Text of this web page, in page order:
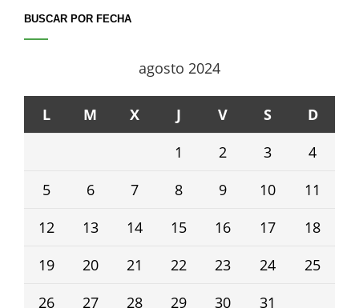
BUSCAR POR FECHA
agosto 2024
L M X J V S
D
1
2 3
4
5
6 7 8 9 10
11
12
13 14 15 16 17
18
19
20 21 22 23 24
25
26
27 28 29 30
31